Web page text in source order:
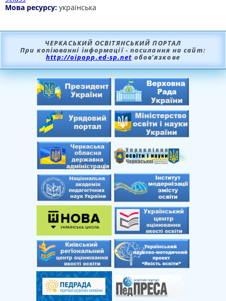
Мова ресурсу: українська
ЧЕРКАСЬКИЙ ОСВІТЯНСЬКИЙ ПОРТАЛ
При копіюванні інформації - посилання на сайт:
http://oipopp.ed-sp.net обов’язкове